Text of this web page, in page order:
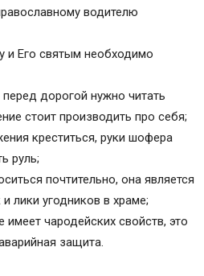
водителю
и Его святым необходимо
дорогой нужно читать
стоит производить про себя;
креститься, руки шофера
руль;
почтительно, она является
лики угодников в храме;
чародейских свойств, это
защита.